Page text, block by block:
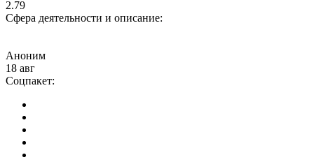
2.79
Сфера деятельности и описание:
Аноним
18 авг
Соцпакет: